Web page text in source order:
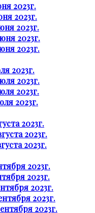
2023г.
2023г.
2023г.
2023г.
2023г.
2023г.
2023г.
2023г.
2023г.
2023г.
2023г.
2023г.
2023г.
2023г.
2023г.
2023г.
2023г.